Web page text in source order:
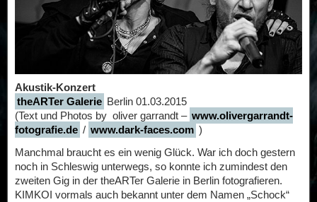
Akustik-Konzert
theARTer Galerie Berlin 01.03.2015
(Text und Photos by oliver garrandt – www.olivergarrandt-
fotografie.de / www.dark-faces.com )
Manchmal braucht es ein wenig Glück. War ich doch gestern
noch in Schleswig unterwegs, so konnte ich zumindest den
zweiten Gig in der theARTer Galerie in Berlin fotografieren.
KIMKOI vormals auch bekannt unter dem Namen „Schock“